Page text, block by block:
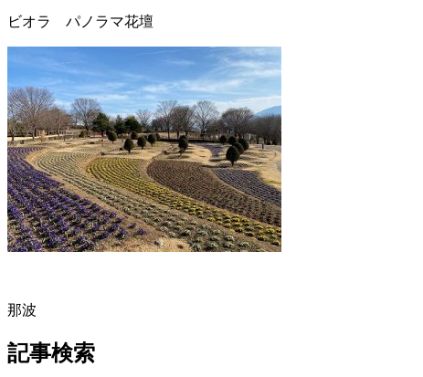
ビオラ パノラマ花壇
那波
記事検索